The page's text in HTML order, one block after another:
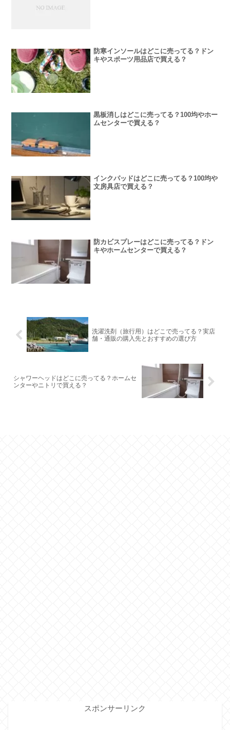
防寒インソールはどこに売ってる？ドン
キやスポーツ用品店で買える？
黒板消しはどこに売ってる？100均やホー
ムセンターで買える？
インクパッドはどこに売ってる？100均や
文房具店で買える？
防カビスプレーはどこに売ってる？ドン
キやホームセンターで買える？
洗濯洗剤（旅行用）はどこで売ってる？実店
舗・通販の購入先とおすすめの選び方
シャワーヘッドはどこに売ってる？ホームセ
ンターやニトリで買える？
スポンサーリンク